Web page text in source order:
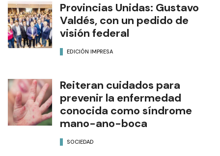
Provincias Unidas: Gustavo
Valdés, con un pedido de
visión federal
EDICIÓN IMPRESA
Reiteran cuidados para
prevenir la enfermedad
conocida como síndrome
mano-ano-boca
SOCIEDAD